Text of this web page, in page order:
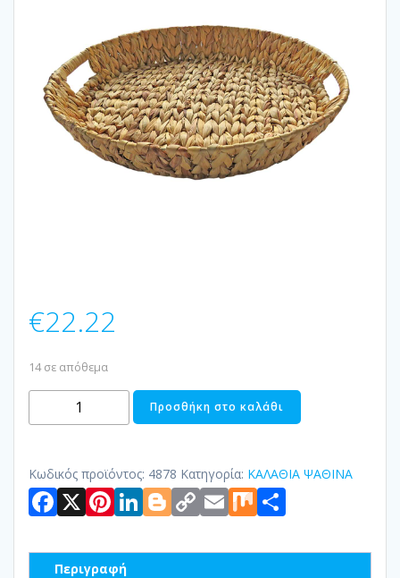
€22.22
14 σε απόθεμα
ΔΙΣΚΟΣ
ΥΑΚΙΝΘΟΣ
Προσθήκη στο καλάθι
Κωδικός προϊόντος: 4878 Κατηγορία: ΚΑΛΑΘΙΑ ΨΑΘΙΝΑ
Facebook
X Pinterest
LinkedIn
Blogger
Copy
Link
Email
Mix
Περιγραφή